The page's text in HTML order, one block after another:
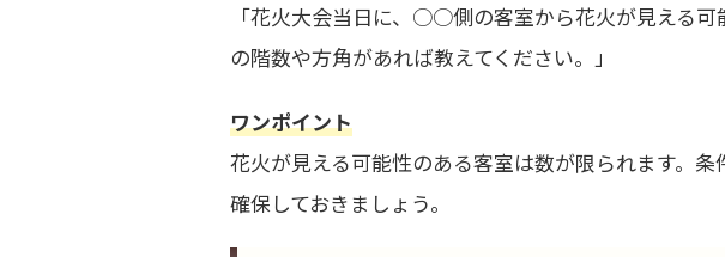
「花火大会当日に、○○側の客室から花火が見える
の階数や方角があれば教えてください。」
ワンポイント
花火が見える可能性のある客室は数が限られます。
確保しておきましょう。